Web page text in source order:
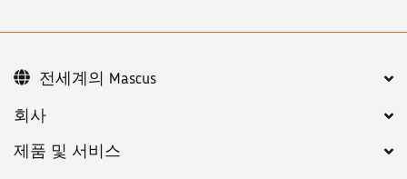
회사
제품 및 서비스
전세계의 Mascus